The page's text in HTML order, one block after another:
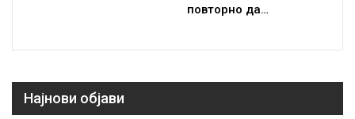
повторно да…
Најнови објави